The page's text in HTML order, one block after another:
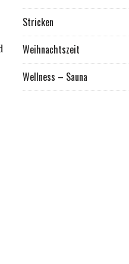
Stricken
Weihnachtszeit
Wellness – Sauna